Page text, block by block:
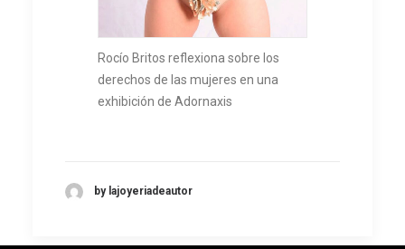
Rocío Britos reflexiona sobre los
derechos de las mujeres en una
exhibición de Adornaxis
by lajoyeriadeautor